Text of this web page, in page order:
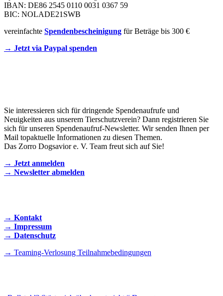
IBAN: DE86 2545 0110 0031 0367 59
BIC: NOLADE21SWB
vereinfachte Spendenbescheinigung für Beträge bis 300 €
→ Jetzt via Paypal spenden
Sie interessieren sich für dringende Spendenaufrufe und
Neuigkeiten aus unserem Tierschutzverein? Dann registrieren Sie
sich für unseren Spendenaufruf-Newsletter. Wir senden Ihnen per
Mail topaktuelle Informationen zu diesen Themen.
Das Zorro Dogsavior e. V. Team freut sich auf Sie!
→ Jetzt anmelden
→ Newsletter abmelden
→ Kontakt
→ Impressum
→ Datenschutz
→ Teaming-Verlosung Teilnahmebedingungen